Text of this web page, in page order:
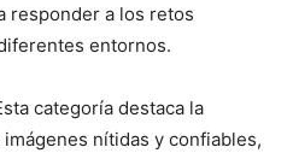
responder a los retos
entornos.
categoría destaca la
nítidas y confiables,